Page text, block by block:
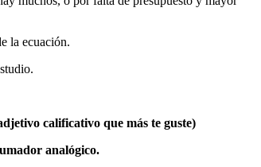
la ecuación.
calificativo que más te guste)
analógico.